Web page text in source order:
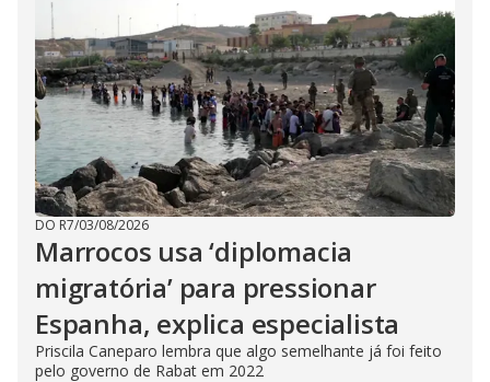
DO R7/03/08/2026
Marrocos usa ‘diplomacia
migratória’ para pressionar
Espanha, explica especialista
Priscila Caneparo lembra que algo semelhante já foi feito
pelo governo de Rabat em 2022